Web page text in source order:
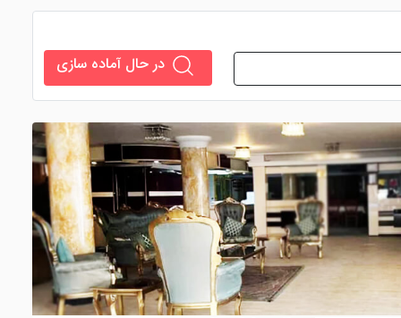
در حال آماده سازی